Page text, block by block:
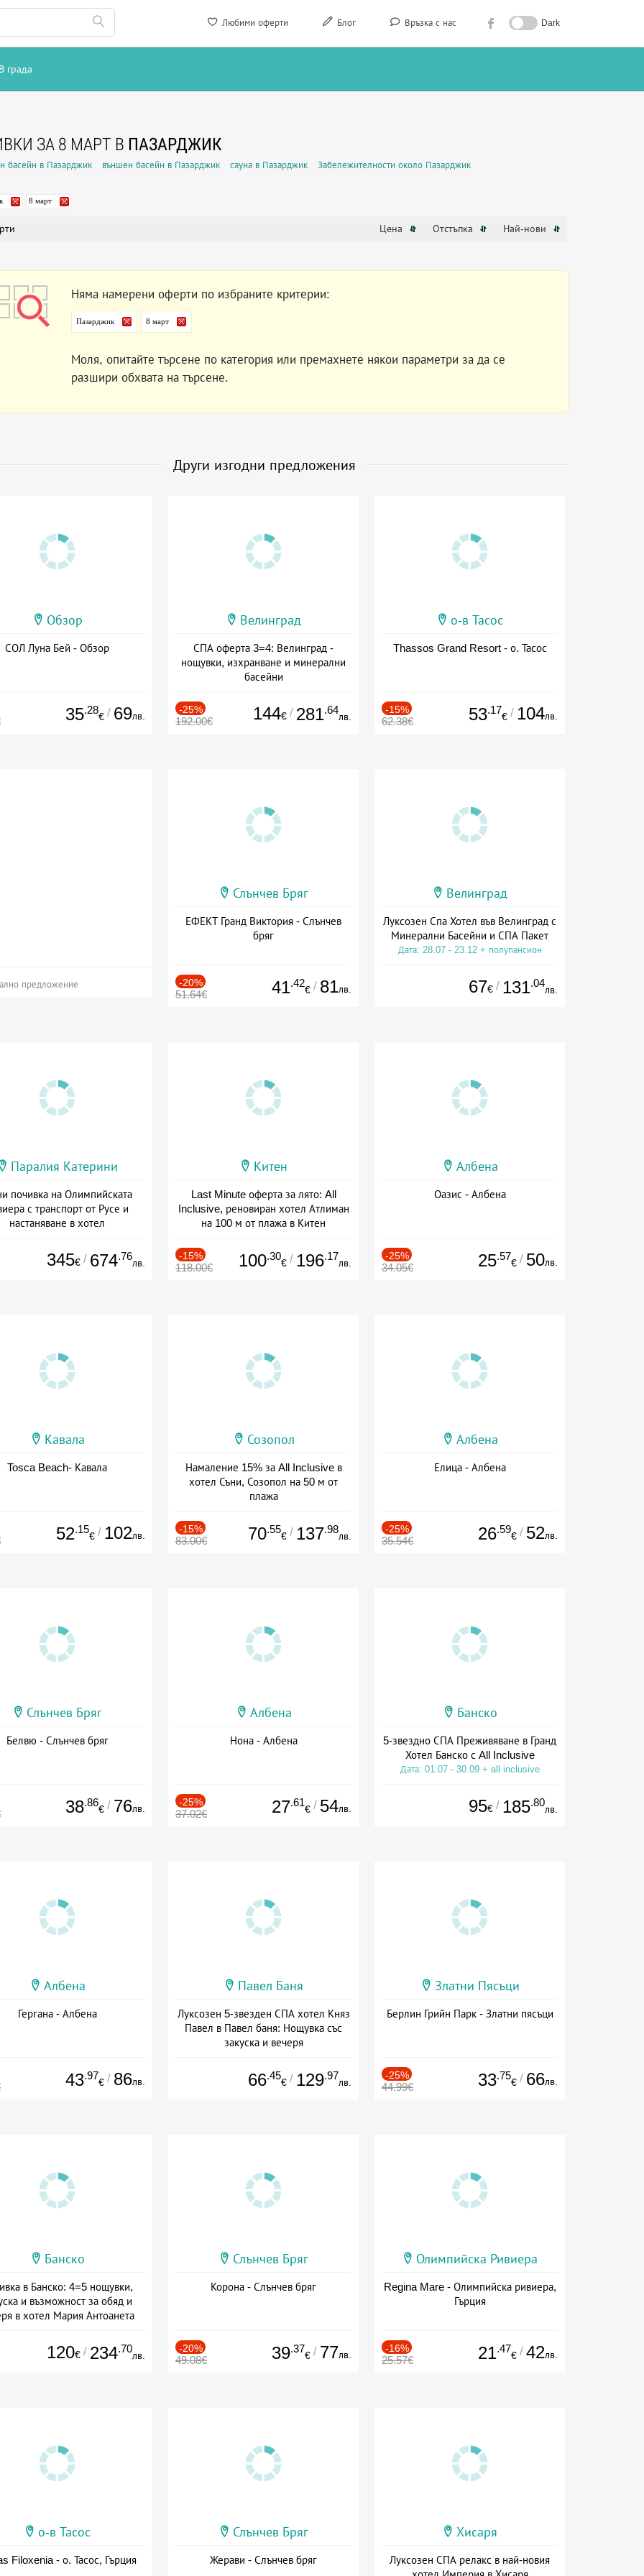
Любими оферти Блог Връзка с нас Dark
В града
ЗА 8 МАРТ В ПАЗАРДЖИК
басейн в Пазарджик външен басейн в Пазарджик сауна в Пазарджик Забележителности около Пазарджик
8 март
Цена Отстъпка Най-нови
Няма намерени оферти по избраните критерии:
Пазарджик 8 март
Моля, опитайте търсене по категория или премахнете някои параметри за да се
разшири обхвата на търсене.
Други изгодни предложения
Обзор
СОЛ Луна Бей - Обзор
35.28
€ / 69лв.
Велинград
СПА оферта 3=4: Велинград -
нощувки, изхранване и минерални
басейни
-25%
192.00€ 144€ / 281.64
лв.
о-в Тасос
Thassos Grand Resort - о. Тасос
-15%
62.38€ 53.17
€ / 104лв.
предложение
Слънчев Бряг
ЕФЕКТ Гранд Виктория - Слънчев
бряг
-20%
51.64€ 41.42
€ / 81лв.
Велинград
Луксозен Спа Хотел във Велинград с
Минерални Басейни и СПА Пакет
Дата: 28.07 - 23.12 + полупансион
67€ / 131.04
лв.
Паралия Катерини
почивка на Олимпийската
с транспорт от Русе и
настаняване в хотел
345€ / 674.76
лв.
Китен
Last Minute оферта за лято: All
Inclusive, реновиран хотел Атлиман
на 100 м от плажа в Китен
-15%
118.00€ 100.30
€ / 196.17
лв.
Албена
Оазис - Албена
-25%
34.05€ 25.57
€ / 50лв.
Кавала
Tosca Beach- Кавала
52.15
€ / 102лв.
Созопол
Намаление 15% за All Inclusive в
хотел Съни, Созопол на 50 м от
плажа
-15%
83.00€ 70.55
€ / 137.98
лв.
Албена
Елица - Албена
-25%
35.54€ 26.59
€ / 52лв.
Слънчев Бряг
Белвю - Слънчев бряг
38.86
€ / 76лв.
Албена
Нона - Албена
-25%
37.02€ 27.61
€ / 54лв.
Банско
5-звездно СПА Преживяване в Гранд
Хотел Банско с All Inclusive
Дата: 01.07 - 30.09 + all inclusive
95€ / 185.80
лв.
Албена
Гергана - Албена
43.97
€ / 86лв.
Павел Баня
Луксозен 5-звезден СПА хотел Княз
Павел в Павел баня: Нощувка със
закуска и вечеря
66.45
€ / 129.97
лв.
Златни Пясъци
Берлин Грийн Парк - Златни пясъци
-25%
44.99€ 33.75
€ / 66лв.
Банско
в Банско: 4=5 нощувки,
и възможност за обяд и
в хотел Мария Антоанета
120€ / 234.70
лв.
Слънчев Бряг
Корона - Слънчев бряг
-20%
49.08€ 39.37
€ / 77лв.
Олимпийска Ривиера
Regina Mare - Олимпийска ривиера,
Гърция
-16%
25.57€ 21.47
€ / 42лв.
о-в Тасос
Filoxenia - о. Тасос, Гърция
Слънчев Бряг
Жерави - Слънчев бряг
Хисаря
Луксозен СПА релакс в най-новия